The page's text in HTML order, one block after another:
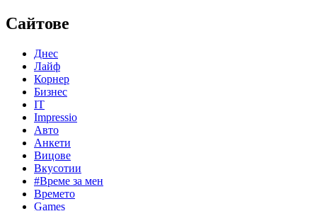
Сайтове
Днес
Лайф
Корнер
Бизнес
IT
Impressio
Авто
Анкети
Вицове
Вкусотии
#Време за мен
Времето
Games